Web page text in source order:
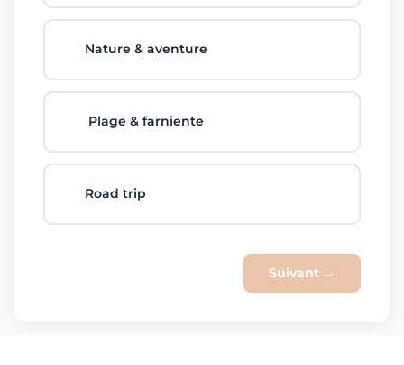
Nature & aventure
Plage & farniente
Road trip
Suivant →